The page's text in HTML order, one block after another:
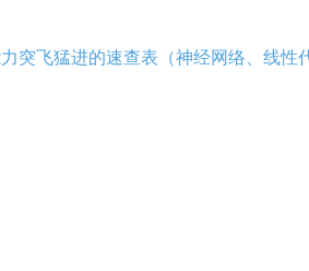
突飞猛进的速查表（神经网络、线性